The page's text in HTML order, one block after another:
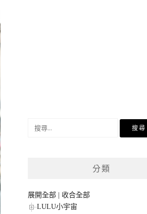
分類
展開全部
收合全部
LULU小宇宙